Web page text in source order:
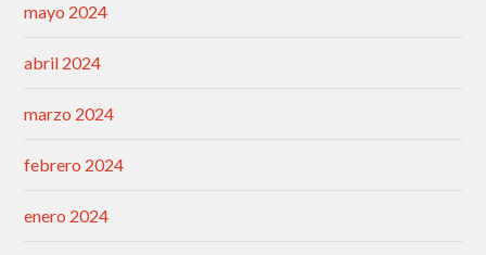
mayo 2024
abril 2024
marzo 2024
febrero 2024
enero 2024